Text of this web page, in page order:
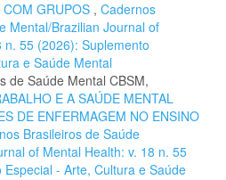
COM GRUPOS , Cadernos
Mental/Brazilian Journal of
n. 55 (2026): Suplemento
e Saúde Mental
de Saúde Mental CBSM,
E A SAÚDE MENTAL
DE ENFERMAGEM NO ENSINO
Brasileiros de Saúde
of Mental Health: v. 18 n. 55
- Arte, Cultura e Saúde